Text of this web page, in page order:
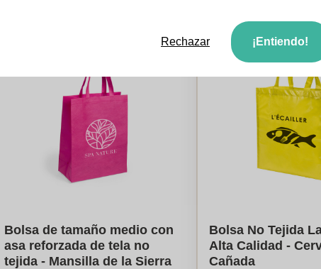
Bolsa de tamaño medio con
asa reforzada de tela no
tejida - Mansilla de la Sierra
Bolsa No Tejida
Alta Calidad -
Cañada
Rechazar ¡Entiendo!